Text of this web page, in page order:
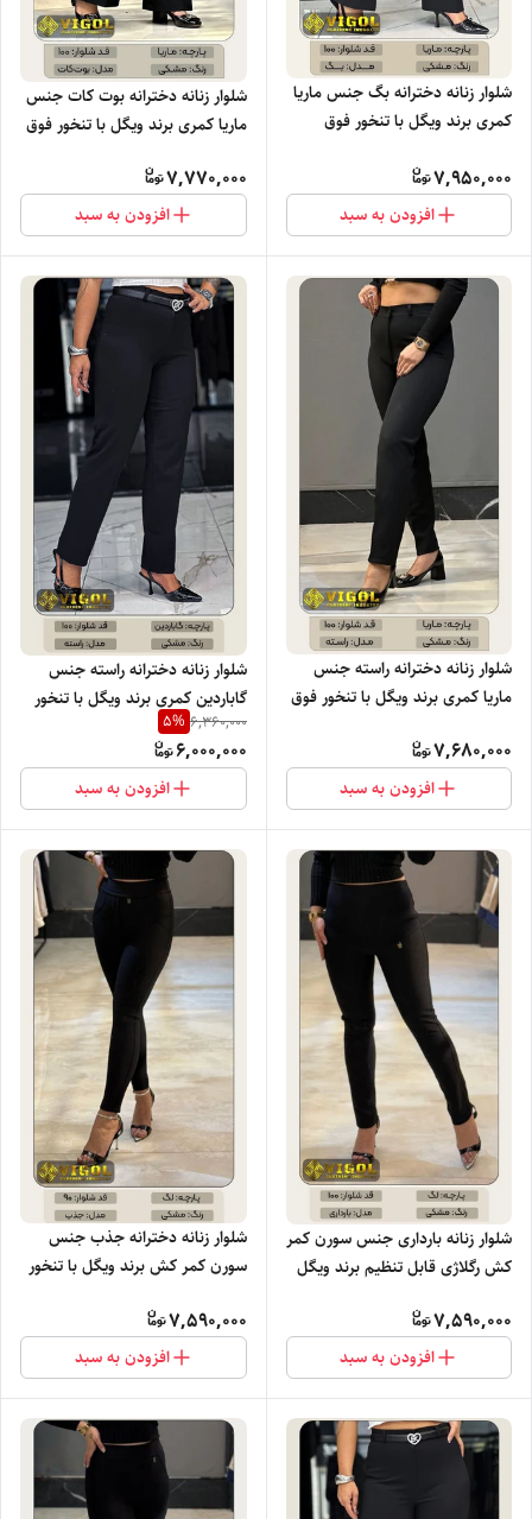
شلوار زنانه دخترانه بگ جنس ماریا
کمری برند ویگل با تنخور فوق
7,950,000
افزودن به سبد
شلوار زنانه دخترانه بوت کات جنس
ماریا کمری برند ویگل با تنخور فوق
7,770,000
افزودن به سبد
شلوار زنانه دخترانه راسته جنس
ماریا کمری برند ویگل با تنخور فوق
7,680,000
افزودن به سبد
شلوار زنانه دخترانه راسته جنس
گاباردین کمری برند ویگل با تنخور
فوق العاده شیک خرید عمده
6,360,000
5%
6,000,000
افزودن به سبد
شلوار زنانه بارداری جنس سورن کمر
کش رگلاژی قابل تنظیم برند ویگل
خرید عمده
7,590,000
افزودن به سبد
شلوار زنانه دخترانه جذب جنس
سورن کمر کش برند ویگل با تنخور
7,590,000
افزودن به سبد